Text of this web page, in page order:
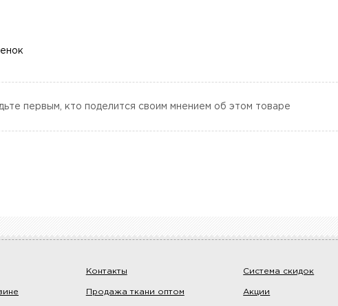
первым, кто поделится своим мнением об этом товаре
Контакты
Продажа ткани оптом
Система скидок
Акции